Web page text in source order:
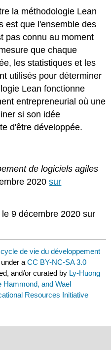
la méthodologie Lean
est que l'ensemble des
pas connu au moment
que chaque
les statistiques et les
utilisés pour déterminer
Lean fonctionne
entrepreneurial où une
si son idée
d'être développée.
de logiciels agiles
2020sur
9 décembre 2020 sur
de vie du développement
under aCC BY-NC-SA 3.0
and/or curated by Ly-Huong
Hammond, and Wael
Resources Initiative